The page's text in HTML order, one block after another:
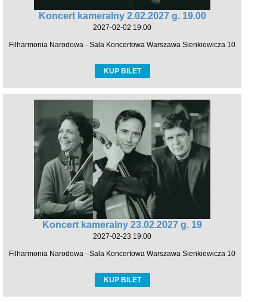
Koncert kameralny 2.02.2027 g. 19.00
2027-02-02 19:00
Filharmonia Narodowa - Sala Koncertowa Warszawa Sienkiewicza 10
KUP BILET
Koncert kameralny 23.02.2027 g. 19
2027-02-23 19:00
Filharmonia Narodowa - Sala Koncertowa Warszawa Sienkiewicza 10
KUP BILET